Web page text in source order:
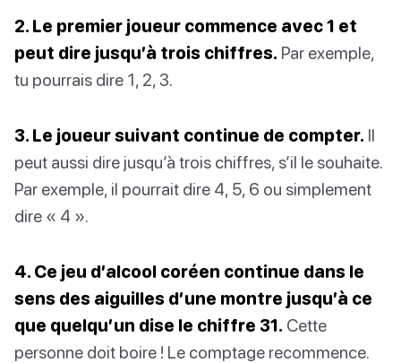
2. Le premier joueur commence avec 1 et
peut dire jusqu’à trois chiffres. Par exemple,
tu pourrais dire 1, 2, 3.
3. Le joueur suivant continue de compter. Il
peut aussi dire jusqu’à trois chiffres, s’il le souhaite.
Par exemple, il pourrait dire 4, 5, 6 ou simplement
dire « 4 ».
4. Ce jeu d’alcool coréen continue dans le
sens des aiguilles d’une montre jusqu’à ce
que quelqu’un dise le chiffre 31. Cette
personne doit boire ! Le comptage recommence.